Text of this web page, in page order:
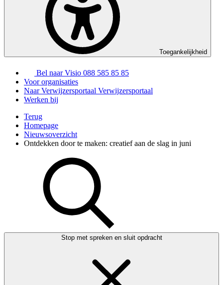
Toegankelijkheid
Bel naar Visio 088 585 85 85
Voor organisaties
Naar Verwijzersportaal Verwijzersportaal
Werken bij
Terug
Homepage
Nieuwsoverzicht
Ontdekken door te maken: creatief aan de slag in juni
Stop met spreken en sluit opdracht